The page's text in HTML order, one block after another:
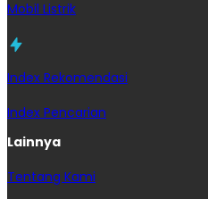
Mobil Listrik
Index Rekomendasi
Index Pencarian
Lainnya
Tentang Kami